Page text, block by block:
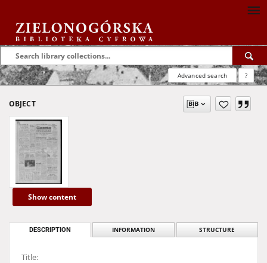
Advanced search ?
OBJECT
Show content
DESCRIPTION INFORMATION STRUCTURE
Title: